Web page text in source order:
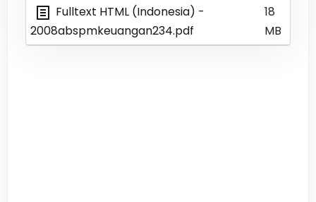
Fulltext HTML (Indonesia) -
2008abspmkeuangan234.pdf
18
MB